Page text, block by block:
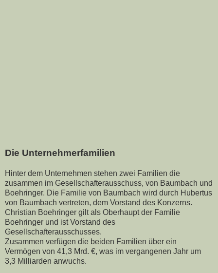
Die Unternehmerfamilien
Hinter dem Unternehmen stehen zwei Familien die
zusammen im Gesellschafterausschuss, von Baumbach und
Boehringer. Die Familie von Baumbach wird durch Hubertus
von Baumbach vertreten, dem Vorstand des Konzerns.
Christian Boehringer gilt als Oberhaupt der Familie
Boehringer und ist Vorstand des
Gesellschafterausschusses.
Zusammen verfügen die beiden Familien über ein
Vermögen von 41,3 Mrd. €, was im vergangenen Jahr um
3,3 Milliarden anwuchs.